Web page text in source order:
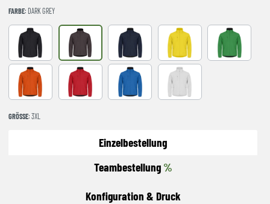
FARBE: DARK GREY
Black Dark Grey Dark Navy Lemon Apple Green
Blood Orange Red Royal Blue White
GRÖSSE : 3XL
Einzelbestellung
Teambestellung %
Konfiguration & Druck